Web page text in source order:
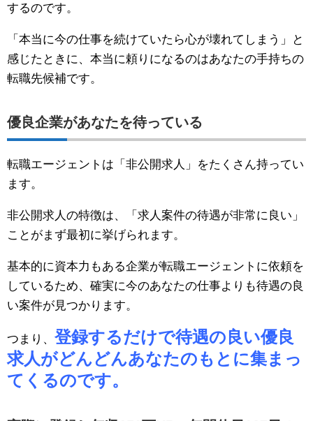
するのです。
「本当に今の仕事を続けていたら心が壊れてしまう」と
感じたときに、本当に頼りになるのはあなたの手持ちの
転職先候補です。
優良企業があなたを待っている
転職エージェントは「非公開求人」をたくさん持ってい
ます。
非公開求人の特徴は、「求人案件の待遇が非常に良い」
ことがまず最初に挙げられます。
基本的に資本力もある企業が転職エージェントに依頼を
しているため、確実に今のあなたの仕事よりも待遇の良
い案件が見つかります。
つまり、 登録するだけで待遇の良い優良
求人がどんどんあなたのもとに集まっ
てくるのです。